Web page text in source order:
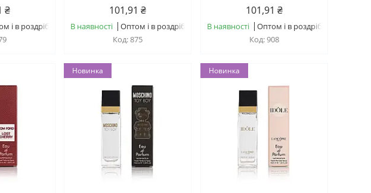
₴
і в роздріб
101,91 ₴
В наявності
Оптом і в роздріб
875
101,91 ₴
В наявності
Оптом і в роздріб
908
Новинка Новинка